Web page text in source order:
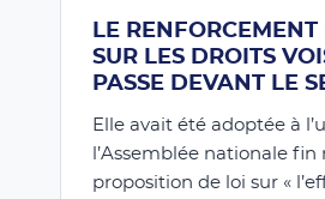
LE RENFORCEMENT
SUR LES DROITS
PASSE DEVANT LE
Elle avait été adoptée à
l’Assemblée nationale fin
proposition de loi sur «